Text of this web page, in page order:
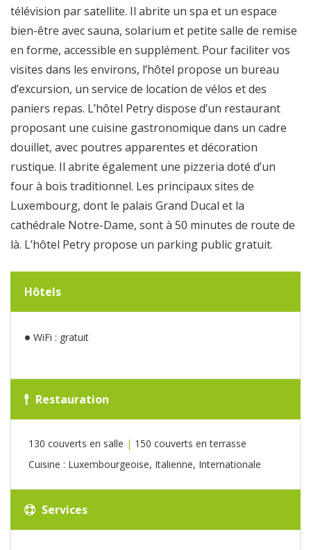
télévision par satellite. Il abrite un spa et un espace
bien-être avec sauna, solarium et petite salle de remise
en forme, accessible en supplément. Pour faciliter vos
visites dans les environs, l’hôtel propose un bureau
d’excursion, un service de location de vélos et des
paniers repas. L’hôtel Petry dispose d’un restaurant
proposant une cuisine gastronomique dans un cadre
douillet, avec poutres apparentes et décoration
rustique. Il abrite également une pizzeria doté d’un
four à bois traditionnel. Les principaux sites de
Luxembourg, dont le palais Grand Ducal et la
cathédrale Notre-Dame, sont à 50 minutes de route de
là. L’hôtel Petry propose un parking public gratuit.
Hôtels
WiFi : gratuit
Restauration
130 couverts en salle | 150 couverts en terrasse
Cuisine : Luxembourgeoise, Italienne, Internationale
Services